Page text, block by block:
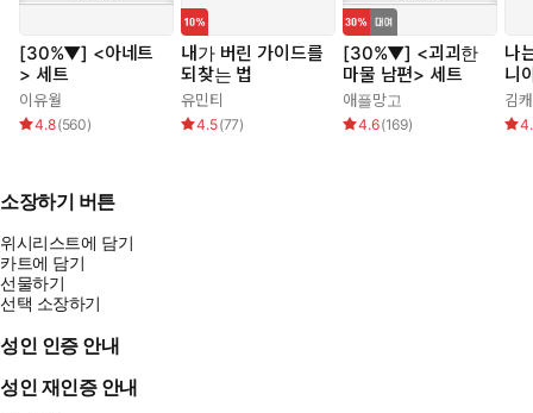
[30%▼] <아네트
> 세트
이유월
4.8(560)
내가 버린 가이드를
되찾는 법
유민티
4.5(77)
[30%▼] <괴괴한
마물 남편> 세트
애플망고
4.6(169)
나
니
김
소장하기 버튼
위시리스트에 담기
카트에 담기
선물하기
선택 소장하기
성인 인증 안내
성인 재인증 안내